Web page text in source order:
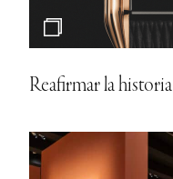
Reafirmar la historia